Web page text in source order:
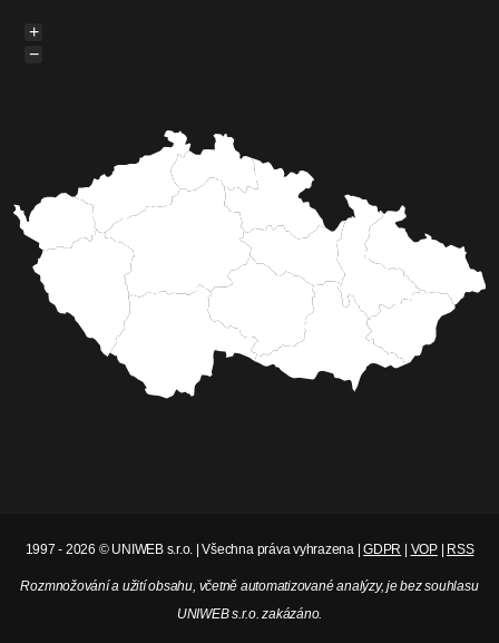
+
−
1997 - 2026 © UNIWEB s.r.o. | Všechna práva vyhrazena |GDPR | VOP| RSS
Rozmnožování a užití obsahu, včetně automatizované analýzy, je bez souhlasu
UNIWEB s.r.o. zakázáno.